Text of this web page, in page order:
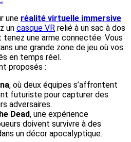
une réalité virtuelle immersive
un casque VR relié à un sac à dos
une arme connectée. Vous
une grande zone de jeu où vos
en temps réel.
proposés :
, où deux équipes s’affrontent
futuriste pour capturer des
adversaires.
Dead, une expérience
doivent survivre à des
un décor apocalyptique.